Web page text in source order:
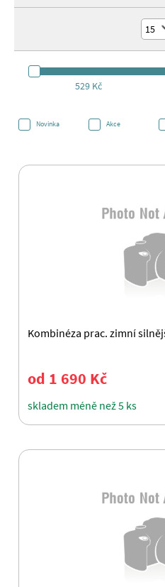
15
529 Kč
Novinka Akce
Kombinéza prac. zimní
od 1 690 Kč
skladem méně než 5 ks